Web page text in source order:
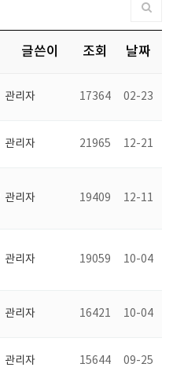
글쓴이 조회 날짜
관리자 17364 02-23
관리자 21965 12-21
관리자 19409 12-11
관리자 19059 10-04
관리자 16421 10-04
관리자 15644 09-25